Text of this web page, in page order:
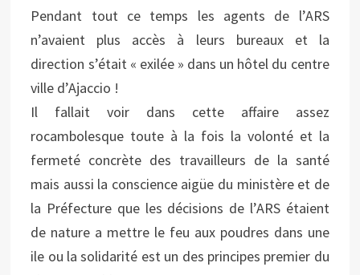
Pendant tout ce temps les agents de l’ARS
n’avaient plus accès à leurs bureaux et la
direction s’était « exilée » dans un hôtel du centre
ville d’Ajaccio !
Il fallait voir dans cette affaire assez
rocambolesque toute à la fois la volonté et la
fermeté concrète des travailleurs de la santé
mais aussi la conscience aigüe du ministère et de
la Préfecture que les décisions de l’ARS étaient
de nature a mettre le feu aux poudres dans une
ile ou la solidarité est un des principes premier du